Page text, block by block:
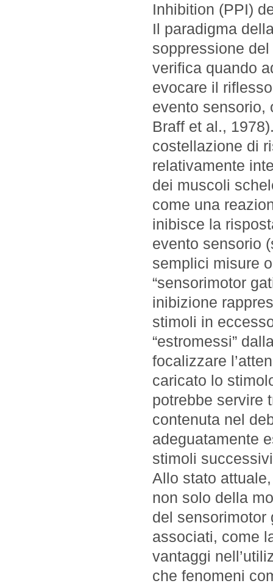
Inhibition (PPI)
Il paradigma
soppressione
verifica quando
evocare il
evento sensorio,
Braff et al.,
costellazione di
relativamente
dei muscoli
come una
inibisce la
evento sensorio
semplici misure
“sensorimotor
inibizione
stimoli in
“estromessi”
focalizzare
caricato lo
potrebbe servire
contenuta nel
adeguatamente
stimoli
Allo stato
non solo della
del
associati, come
vantaggi
che fenomeni